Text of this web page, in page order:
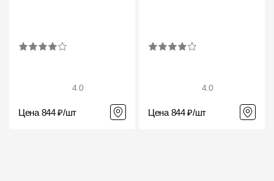
4.0
Цена 844 ₽/шт
4.0
Цена 844 ₽/шт